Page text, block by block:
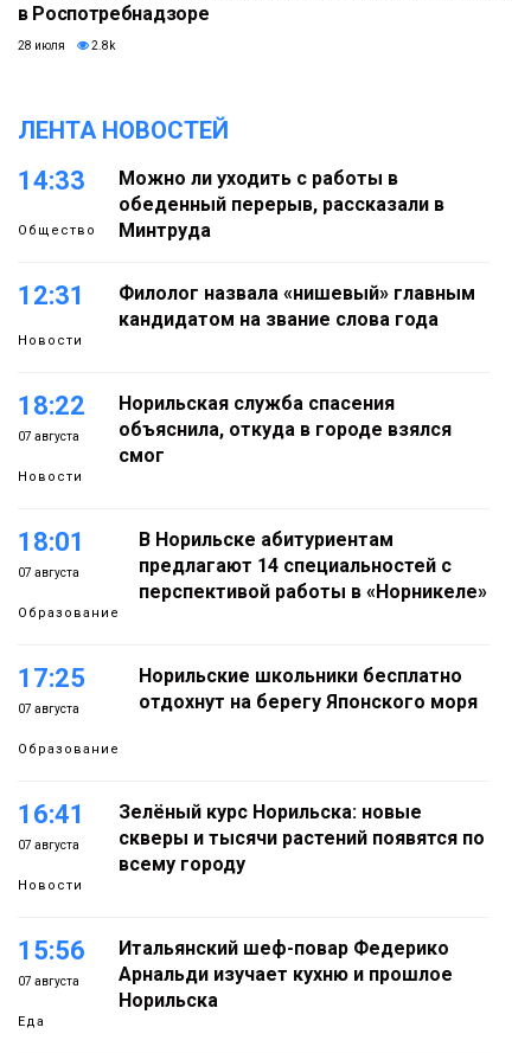
в Роспотребнадзоре
28 июля 2.8k
ЛЕНТА НОВОСТЕЙ
14:33
Общество
Можно ли уходить с работы в
обеденный перерыв, рассказали в
Минтруда
12:31
Новости
Филолог назвала «нишевый» главным
кандидатом на звание слова года
18:22
07 августа
Новости
Норильская служба спасения
объяснила, откуда в городе взялся
смог
18:01
07 августа
Образование
В Норильске абитуриентам
предлагают 14 специальностей с
перспективой работы в «Норникеле»
17:25
07 августа
Образование
Норильские школьники бесплатно
отдохнут на берегу Японского моря
16:41
07 августа
Новости
Зелёный курс Норильска: новые
скверы и тысячи растений появятся по
всему городу
15:56
07 августа
Еда
Итальянский шеф-повар Федерико
Арнальди изучает кухню и прошлое
Норильска